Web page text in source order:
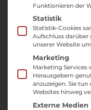
Wir freuen
Burkhard,
Funktionieren der
Statistik
Statistik-Cookies
Aufschluss darüber
unserer Website
Marketing
Marketing
Herausgebern
anzuzeigen. Sie tun
Websites hinweg
Externe Medien